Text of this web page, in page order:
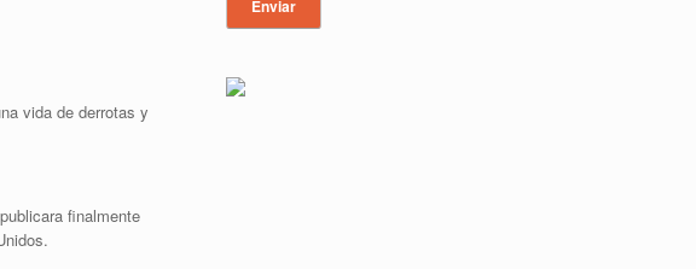
vida de derrotas y
finalmente